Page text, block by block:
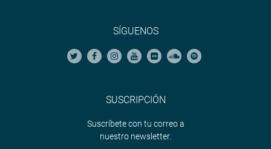
SÍGUENOS
SUSCRIPCIÓN
Suscríbete con tu correo a
nuestro newsletter.